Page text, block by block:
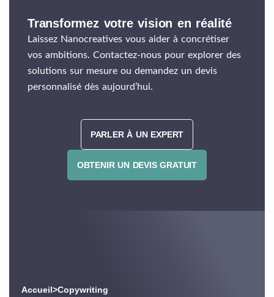
Transformez votre vision en réalité
Laissez Nanocreatives vous aider à concrétiser
vos ambitions. Contactez-nous pour explorer des
solutions sur mesure ou demandez un devis
personnalisé dès aujourd’hui.
PARLER À UN EXPERT
OBTENIR UN DEVIS GRATUIT
Accueil>Copywriting